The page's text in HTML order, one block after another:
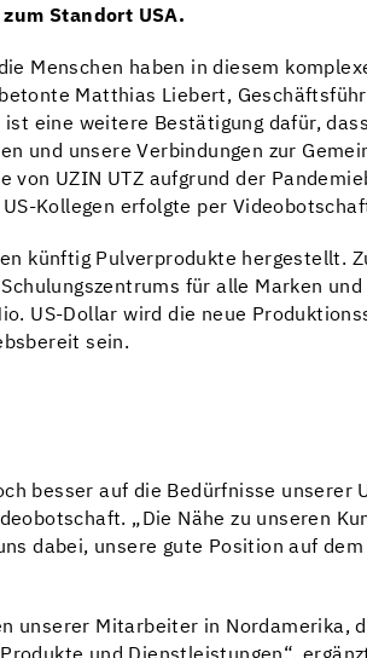
Standort USA.
Menschen haben in diesem
Matthias Liebert,
eine weitere Bestätigung dafür,
und unsere Verbindungen zur
von UZIN UTZ aufgrund der
Kollegen erfolgte per
künftig Pulverprodukte hergestellt.
für alle Marken
US-Dollar wird die neue
sein.
besser auf die Bedürfnisse unserer
„Die Nähe zu unseren
dabei, unsere gute Position auf
unserer Mitarbeiter in Nordamerika,